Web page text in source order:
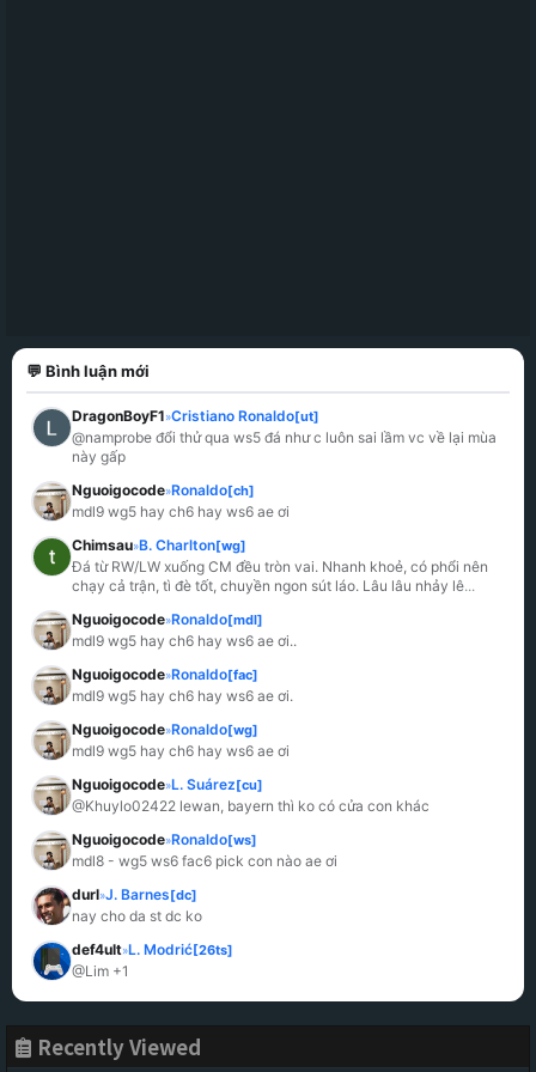
💬 Bình luận mới
DragonBoyF1»Cristiano Ronaldo[ut]
@namprobe đổi thử qua ws5 đá như c luôn sai lầm vc về lại mùa
này gấp
Nguoigocode»Ronaldo[ch]
mdl9 wg5 hay ch6 hay ws6 ae ơi
Chimsau»B. Charlton[wg]
Đá từ RW/LW xuống CM đều tròn vai. Nhanh khoẻ, có phổi nên
chạy cả trận, tì đè tốt, chuyền ngon sút láo. Lâu lâu nhảy lê...
Nguoigocode»Ronaldo[mdl]
mdl9 wg5 hay ch6 hay ws6 ae ơi..
Nguoigocode»Ronaldo[fac]
mdl9 wg5 hay ch6 hay ws6 ae ơi.
Nguoigocode»Ronaldo[wg]
mdl9 wg5 hay ch6 hay ws6 ae ơi
Nguoigocode»L. Suárez[cu]
@Khuylo02422 lewan, bayern thì ko có cửa con khác
Nguoigocode»Ronaldo[ws]
mdl8 - wg5 ws6 fac6 pick con nào ae ơi
durl»J. Barnes[dc]
nay cho da st dc ko
def4ult»L. Modrić[26ts]
@Lim +1
Recently Viewed